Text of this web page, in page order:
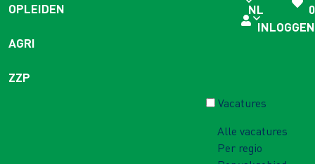
OPLEIDEN
AGRI
ZZP
NL
0
INLOGGEN
Vacatures
Alle vacatures
Per regio